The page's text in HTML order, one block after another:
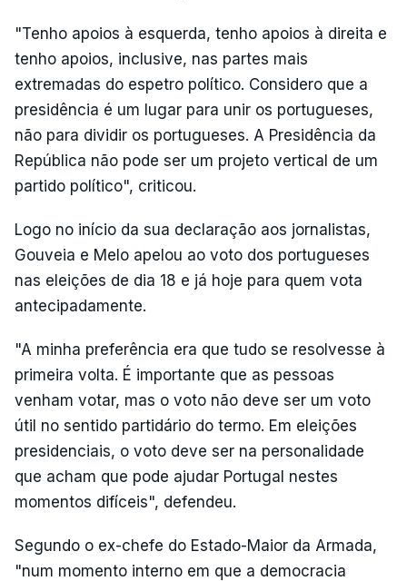
"Tenho apoios à esquerda, tenho apoios à direita e
tenho apoios, inclusive, nas partes mais
extremadas do espetro político. Considero que a
presidência é um lugar para unir os portugueses,
não para dividir os portugueses. A Presidência da
República não pode ser um projeto vertical de um
partido político", criticou.
Logo no início da sua declaração aos jornalistas,
Gouveia e Melo apelou ao voto dos portugueses
nas eleições de dia 18 e já hoje para quem vota
antecipadamente.
"A minha preferência era que tudo se resolvesse à
primeira volta. É importante que as pessoas
venham votar, mas o voto não deve ser um voto
útil no sentido partidário do termo. Em eleições
presidenciais, o voto deve ser na personalidade
que acham que pode ajudar Portugal nestes
momentos difíceis", defendeu.
Segundo o ex-chefe do Estado-Maior da Armada,
"num momento interno em que a democracia